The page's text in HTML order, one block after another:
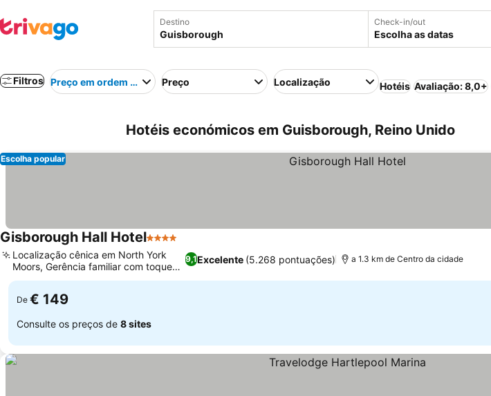
Destino Check-in/out
Escolha as datas
Filtros Preço em ordem crescentePreço Localização Hotéis Avaliação: 8,0+
Hotéis económicos em Guisborough, Reino Unido
Escolha popular
Gisborough Hall Hotel4 Estrelas
9,1Excelente (5.268 pontuações)
Localização cênica em North York
Moors, Gerência familiar com toque
pessoal
a 1.3 km de Centro da cidade
De € 149
Consulte os preços de 8 sites